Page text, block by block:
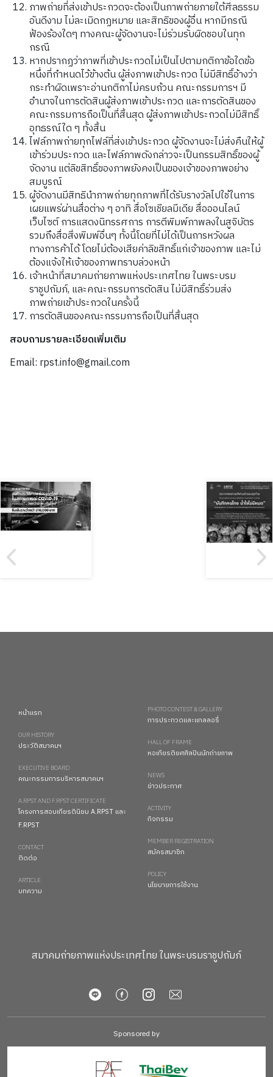
ภาพถ่ายที่ส่งเข้าประกวดจะต้องเป็นภาพถ่ายภายใต้ศีลธรรม
อันดีงาม ไม่ละเมิดกฏหมาย และสิทธิของผู้อื่น หากมีกรณี
ฟ้องร้องใดๆ ทางคณะผู้จัดงานจะไม่ร่วมรับผิดชอบในทุก
กรณี
หากปรากฏว่าภาพที่เข้าประกวดไม่เป็นไปตามกติกาข้อใดข้อ
หนึ่งที่กำหนดไว้ข้างต้นผู้ส่งภาพเข้าประกวดไม่มีสิทธิ์อ้างว่า
กระทำผิดเพราะอ่านกติกาไม่ครบถ้วนคณะกรรมการฯ มี
อำนาจในการตัดสินผู้ส่งภาพเข้าประกวด และการตัดสินของ
คณะกรรมการถือเป็นที่สิ้นสุดผู้ส่งภาพเข้าประกวดไม่มีสิทธิ์
อุทธรณ์ใดๆ ทั้งสิ้น
ไฟล์ภาพถ่ายทุกไฟล์ที่ส่งเข้าประกวดผู้จัดงานจะไม่ส่งคืนให้ผู้
เข้าร่วมประกวด และไฟล์ภาพดังกล่าวจะเป็นกรรมสิทธิ์ของผู้
จัดงาน แต่ลิขสิทธิ์ของภาพยังคงเป็นของเจ้าของภาพอย่าง
สมบูรณ์
ผู้จัดงานมีสิทธินำภาพถ่ายทุกภาพที่ได้รับรางวัลไปใช้ในการ
เผยแพร่ผ่านสื่อต่างๆอาทิสื่อโซเชียลมีเดียสื่อออนไลน์
เว็บไซต์การแสดงนิทรรศการ การตีพิมพ์ภาพลงในสูจิบัตร
รวมถึงสื่อสิ่งพิมพ์อื่นๆ ทั้งนี้โดยที่ไม่ได้เป็นการหวังผล
ทางการค้าได้โดยไม่ต้องเสียค่าลิขสิทธิ์แก่เจ้าของภาพ และไม่
ต้องแจ้งให้เจ้าของภาพทราบล่วงหน้า
เจ้าหน้าที่สมาคมถ่ายภาพแห่งประเทศไทยในพระบรม
ราชูปถัมภ์, และคณะกรรมการตัดสินไม่มีสิทธิ์ร่วมส่ง
ภาพถ่ายเข้าประกวดในครั้งนี้
การตัดสินของคณะกรรมการถือเป็นที่สิ้นสุด
สอบถามรายละเอียดเพิ่มเติม
Email: rpst.info@gmail.com
หน้าแรก
OUR HISTORY
ประวัติสมาคมฯ
EXECUTIVE BOARD
คณะกรรมการบริหารสมาคมฯ
A.RPST AND F.RPST CERTIFICATE
โครงการสอบเกียรตินิยม A.RPST และ
F.RPST
CONTACT
ติดต่อ
ARTICLE
บทความ
PHOTO CONTEST & GALLERY
การประกวดและแกลลอรี่
HALL OF FRAME
หอเกียรติยศศิลปินนักถ่ายภาพ
NEWS
ข่าวประกาศ
ACTIVITY
กิจกรรม
MEMBER REGISTRATION
สมัครสมาชิก
POLICY
นโยบายการใช้งาน
สมาคมถ่ายภาพแห่งประเทศไทย ในพระบรมราชูปถัมภ์
Sponsored by